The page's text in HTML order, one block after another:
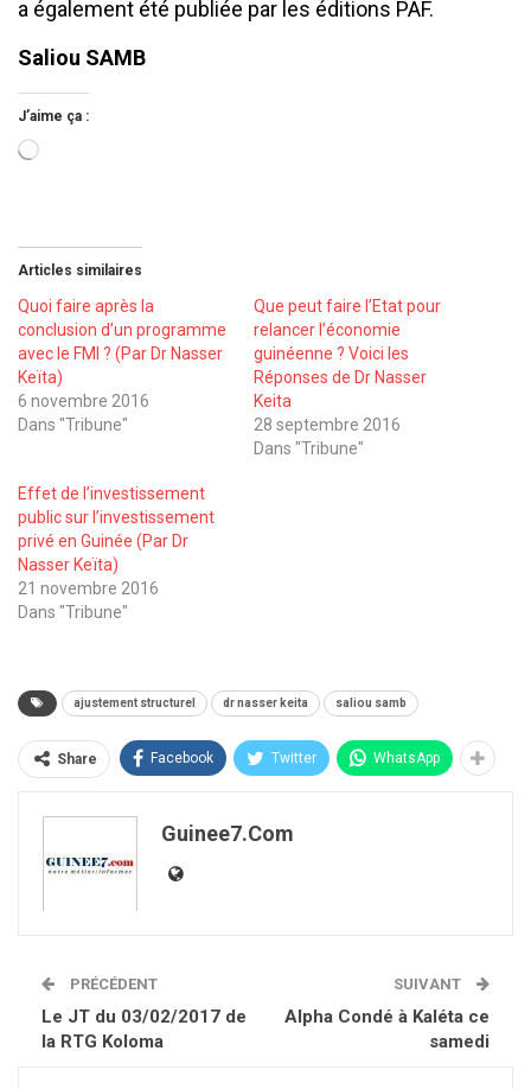
a également été publiée par les éditions PAF.
Saliou SAMB
J’aime ça :
Chargement…
Articles similaires
Quoi faire après la
conclusion d’un programme
avec le FMI ? (Par Dr Nasser
Keïta)
6 novembre 2016
Dans "Tribune"
Que peut faire l’Etat pour
relancer l’économie
guinéenne ? Voici les
Réponses de Dr Nasser
Keita
28 septembre 2016
Dans "Tribune"
Effet de l’investissement
public sur l’investissement
privé en Guinée (Par Dr
Nasser Keïta)
21 novembre 2016
Dans "Tribune"
ajustement structurel dr nasser keita saliou samb
Share Facebook Twitter WhatsApp
Guinee7.com
PRÉCÉDENT
Le JT du 03/02/2017 de
la RTG Koloma
SUIVANT
Alpha Condé à Kaléta ce
samedi